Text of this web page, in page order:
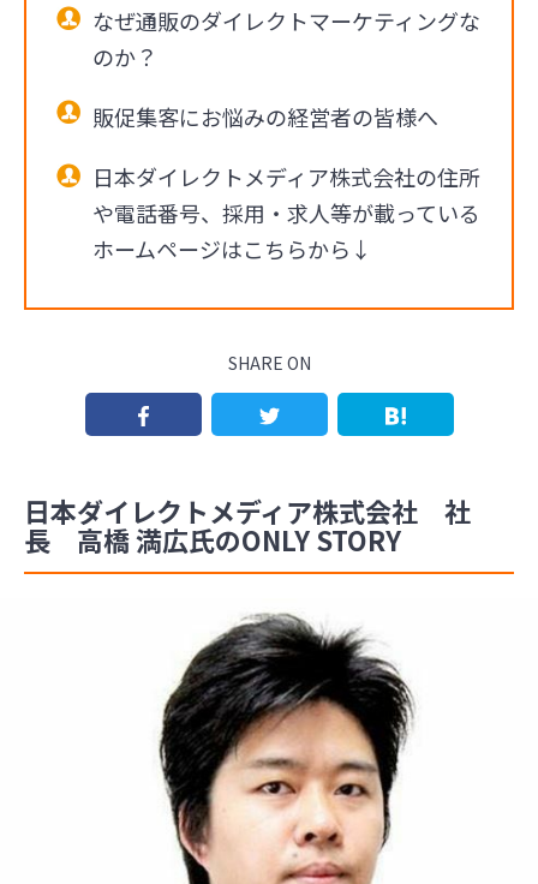
なぜ通販のダイレクトマーケティングな
のか？
販促集客にお悩みの経営者の皆様へ
日本ダイレクトメディア株式会社の住所
や電話番号、採用・求人等が載っている
ホームページはこちらから↓
SHARE ON
日本ダイレクトメディア株式会社 社
長 高橋 満広氏のONLY STORY